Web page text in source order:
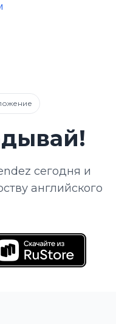
сегодня и
английского